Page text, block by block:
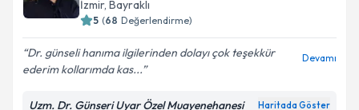
İzmir, Bayraklı
5 (68 Değerlendirme)
Dr. günseli hanıma ilgilerinden dolayı çok teşekkür
ederim kollarımda kas...
Devamı
Uzm. Dr. Günseri Uyar Özel Muayenehanesi Haritada Göster